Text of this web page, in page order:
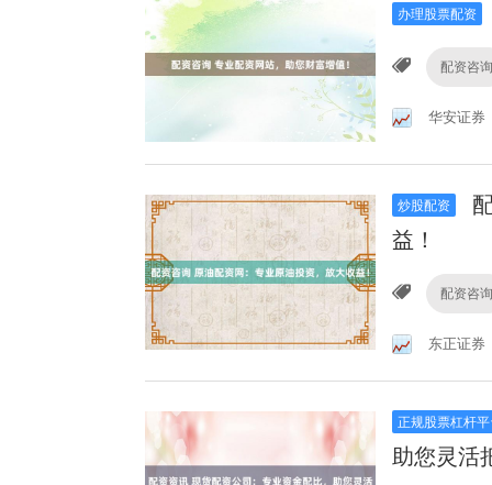
办理股票配资
配资咨询
华安证券
炒股配资
益！
配资咨询
东正证券
正规股票杠杆
助您灵活